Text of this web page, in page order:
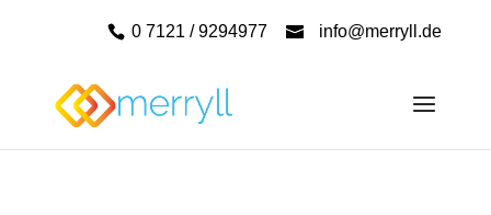
0 7121 / 9294977 info@merryll.de